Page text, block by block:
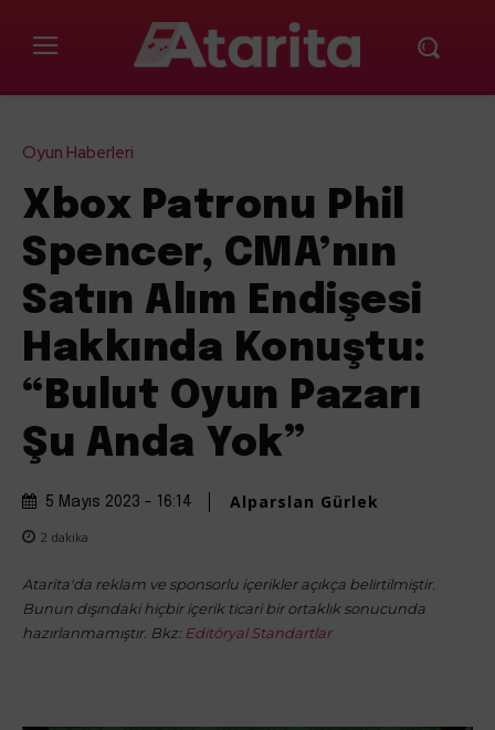
Oyun Haberleri
Xbox Patronu Phil
Spencer, CMA’nın
Satın Alım Endişesi
Hakkında Konuştu:
“Bulut Oyun Pazarı
Şu Anda Yok”
5 Mayıs 2023 - 16:14 Alparslan Gürlek
2 dakika
Atarita'da reklam ve sponsorlu içerikler açıkça belirtilmiştir.
Bunun dışındaki hiçbir içerik ticari bir ortaklık sonucunda
hazırlanmamıştır. Bkz: Editöryal Standartlar